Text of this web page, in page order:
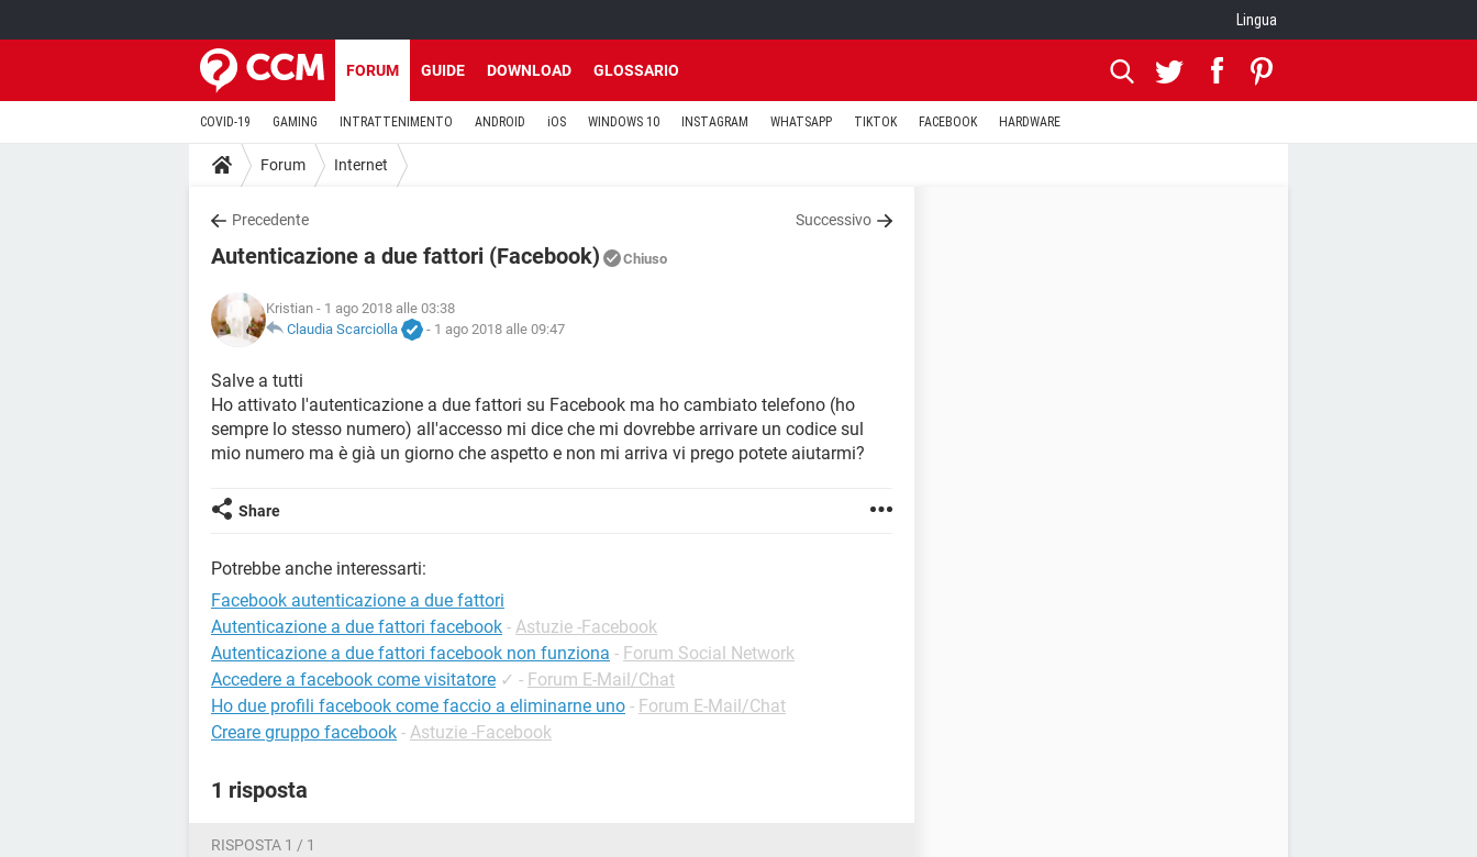
Lingua
FORUM GUIDE DOWNLOAD GLOSSARIO
COVID-19 GAMING INTRATTENIMENTO ANDROID iOS WINDOWS 10 INSTAGRAM WHATSAPP TIKTOK FACEBOOK HARDWARE
Forum Internet
Precedente Successivo
Autenticazione a due fattori (Facebook) Chiuso
Kristian - 1 ago 2018 alle 03:38
Claudia Scarciolla
- 1 ago 2018 alle 09:47
Salve a tutti
Ho attivato l'autenticazione a due fattori su Facebook ma ho cambiato telefono (ho
sempre lo stesso numero) all'accesso mi dice che mi dovrebbe arrivare un codice sul
mio numero ma è già un giorno che aspetto e non mi arriva vi prego potete aiutarmi?
Share
Potrebbe anche interessarti:
Facebook autenticazione a due fattori
Autenticazione a due fattori facebook - Astuzie -Facebook
Autenticazione a due fattori facebook non funziona - Forum Social Network
Accedere a facebook come visitatore ✓ - Forum E-Mail/Chat
Ho due profili facebook come faccio a eliminarne uno - Forum E-Mail/Chat
Creare gruppo facebook - Astuzie -Facebook
1 risposta
RISPOSTA 1 / 1